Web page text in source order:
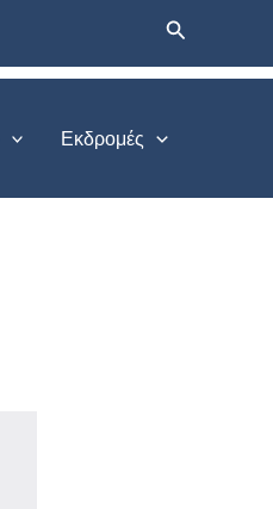
Αναζήτηση
Εκδρομές